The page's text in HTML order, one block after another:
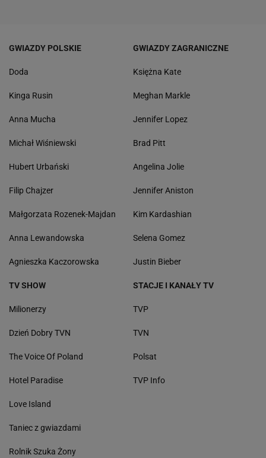
GWIAZDY POLSKIE
Doda
Kinga Rusin
Anna Mucha
Michał Wiśniewski
Hubert Urbański
Filip Chajzer
Małgorzata Rozenek-Majdan
Anna Lewandowska
Agnieszka Kaczorowska
GWIAZDY ZAGRANICZNE
Księżna Kate
Meghan Markle
Jennifer Lopez
Brad Pitt
Angelina Jolie
Jennifer Aniston
Kim Kardashian
Selena Gomez
Justin Bieber
TV SHOW
Milionerzy
Dzień Dobry TVN
The Voice Of Poland
Hotel Paradise
Love Island
Taniec z gwiazdami
Rolnik Szuka Żony
STACJE I KANAŁY TV
TVP
TVN
Polsat
TVP Info